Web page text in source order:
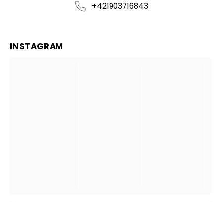
+421903716843
INSTAGRAM